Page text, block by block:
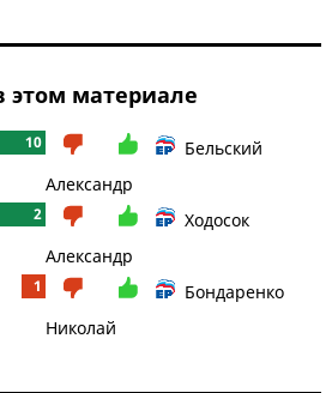
этом материале
10
Бельский
Александр
2
Ходосок
Александр
1
Бондаренко
Николай